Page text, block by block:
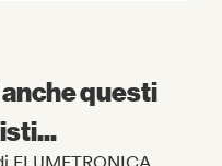
questi